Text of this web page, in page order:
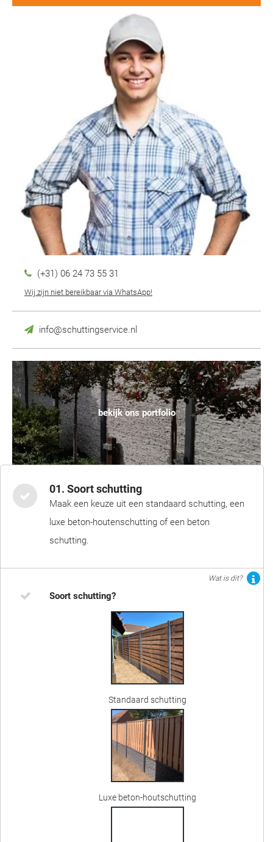
(+31) 06 24 73 55 31
Wij zijn niet bereikbaar via WhatsApp!
info@schuttingservice.nl
bekijk ons portfolio
01. Soort schutting
Maak een keuze uit een standaard schutting, een
luxe beton-houtenschutting of een beton
schutting.
Wat is dit?
Soort schutting?
Standaard schutting
Luxe beton-houtschutting